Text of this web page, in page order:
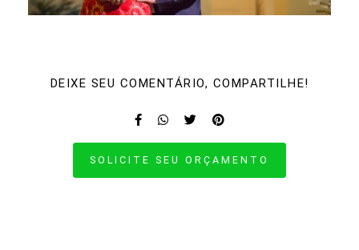
DEIXE SEU COMENTÁRIO, COMPARTILHE!
SOLICITE SEU ORÇAMENTO